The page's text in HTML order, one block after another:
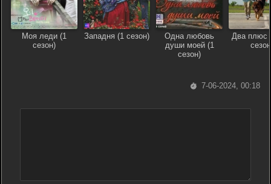
Моя леди (1
сезон)
Западня (1 сезон)
Одна любовь
души моей (1
сезон)
Два плюс
7-06-2024, 00:18